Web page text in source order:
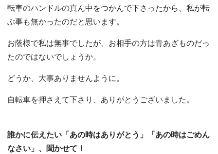
転車のハンドルの真ん中をつかんで下さったから、私が転
ぶ事も無かったのだと思います。
お蔭様で私は無事でしたが、お相手の方は青あざものだっ
たのではないでしょうか。
どうか、大事ありませんように。
自転車を押さえて下さり、ありがとうございました。
誰かに伝えたい「あの時はありがとう」「あの時はごめん
なさい」、聞かせて！